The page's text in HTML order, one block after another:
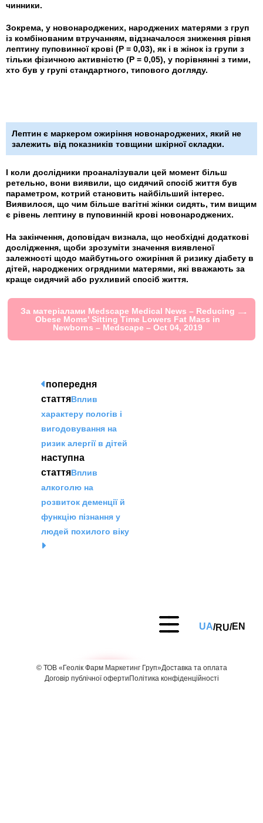
чинники.
Зокрема, у новонароджених, народжених матерями з груп
із комбінованим втручанням, відзначалося зниження рівня
лептину пуповинної крові (P = 0,03), як і в жінок із групи з
тільки фізичною активністю (P = 0,05), у порівнянні з тими,
хто був у групі стандартного, типового догляду.
Лептин є маркером ожиріння новонароджених, який не
залежить від показників товщини шкірної складки.
І коли дослідники проаналізували цей момент більш
ретельно, вони виявили, що сидячий спосіб життя був
параметром, котрий становить найбільший інтерес.
Виявилося, що чим більше вагітні жінки сидять, тим вищим
є рівень лептину в пуповинній крові новонароджених.
На закінчення, доповідач визнала, що необхідні додаткові
дослідження, щоби зрозуміти значення виявленої
залежності щодо майбутнього ожиріння й ризику діабету в
дітей, народжених огрядними матерями, які вважають за
краще сидячий або рухливий спосіб життя.
За матеріалами Medscape Medical News – Reducing
Obese Moms' Sitting Time Lowers Fat Mass in
Newborns – Medscape – Oct 04, 2019
попередня
статтяВплив
характеру пологів і
вигодовування на
ризик алергії в дітей
наступна
статтяВплив
алкоголю на
розвиток деменції й
функцію пізнання у
людей похилого віку
UA/RU/EN
© ТОВ «Геолік Фарм Маркетинг Груп»Доставка та оплата
Договір публічної оферти Політика конфіденційності